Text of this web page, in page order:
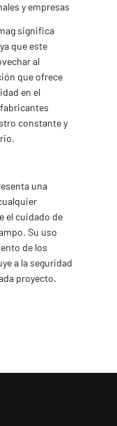
y empresas
significa
que este
al
que ofrece
en el
constante y
una
el cuidado de
Su uso
de los
a la seguridad
proyecto.